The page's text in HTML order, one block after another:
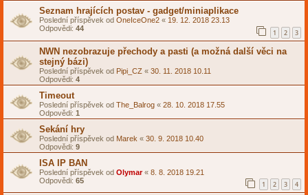
Seznam hrajících postav - gadget/miniaplikace
Poslední příspěvek od OneIceOne2 « 19. 12. 2018 23.13
Odpovědi: 44 1 2 3
NWN nezobrazuje přechody a pasti (a možná další věci na
stejný bázi)
Poslední příspěvek od Pipi_CZ « 30. 11. 2018 10.11
Odpovědi: 4
Timeout
Poslední příspěvek od The_Balrog « 28. 10. 2018 17.55
Odpovědi: 1
Sekání hry
Poslední příspěvek od Marek « 30. 9. 2018 10.40
Odpovědi: 9
ISA IP BAN
Poslední příspěvek od Olymar« 8. 8. 2018 19.21
Odpovědi: 65 1 2 3 4